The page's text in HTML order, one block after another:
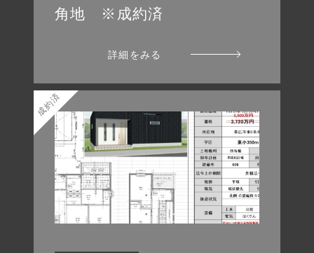
角地 ※成約済
詳細をみる
成約済